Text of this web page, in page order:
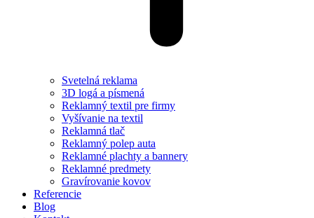
Svetelná reklama
3D logá a písmená
Reklamný textil pre firmy
Vyšívanie na textil
Reklamná tlač
Reklamný polep auta
Reklamné plachty a bannery
Reklamné predmety
Gravírovanie kovov
Referencie
Blog